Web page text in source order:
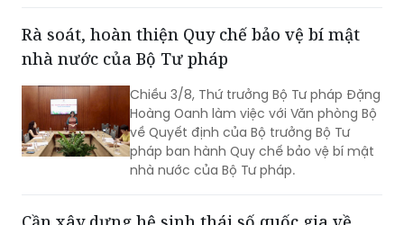
cam kết quốc tế của Việt Nam về
quyền con người.
Chiều 3/8, Thứ trưởng Bộ Tư pháp Đặng
Hoàng Oanh làm việc với Văn phòng Bộ
về Quyết định của Bộ trưởng Bộ Tư
pháp ban hành Quy chế bảo vệ bí mật
nhà nước của Bộ Tư pháp.
Cần xây dựng hệ sinh thái số quốc gia về